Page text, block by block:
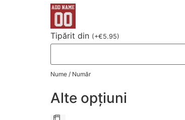
Tipărit din (+€5.95)
Nume / Număr
Alte opțiuni